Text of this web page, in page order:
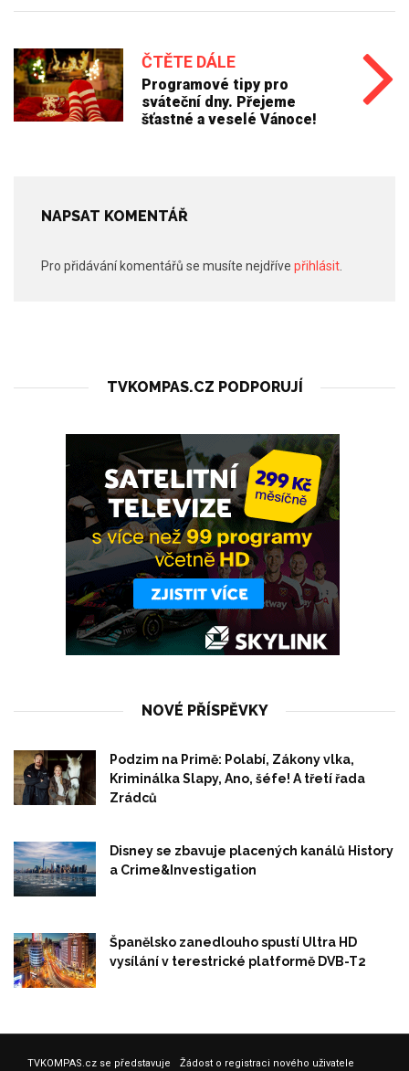
ČTĚTE DÁLE
Programové tipy pro
sváteční dny. Přejeme
šťastné a veselé Vánoce!
NAPSAT KOMENTÁŘ
Pro přidávání komentářů se musíte nejdříve přihlásit.
TVKOMPAS.CZ PODPORUJÍ
NOVÉ PŘÍSPĚVKY
Podzim na Primě: Polabí, Zákony vlka,
Kriminálka Slapy, Ano, šéfe! A třetí řada
Zrádců
Disney se zbavuje placených kanálů History
a Crime&Investigation
Španělsko zanedlouho spustí Ultra HD
vysílání v terestrické platformě DVB-T2
TVKOMPAS.cz se představuje Žádost o registraci nového uživatele